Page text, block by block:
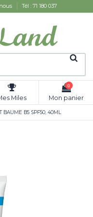
Tél : 71 180 037
Miles
0
Mon panier
BAUME B5 SPF50, 40ML